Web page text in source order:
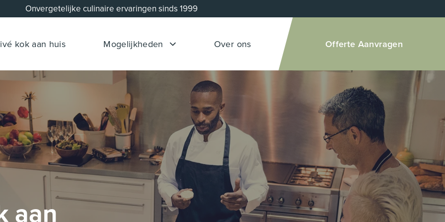
Onvergetelijke culinaire ervaringen sinds 1999
kok aan huis Mogelijkheden Over ons Offerte Aanvragen
aan